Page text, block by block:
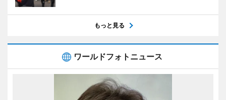
もっと見る
ワールドフォトニュース